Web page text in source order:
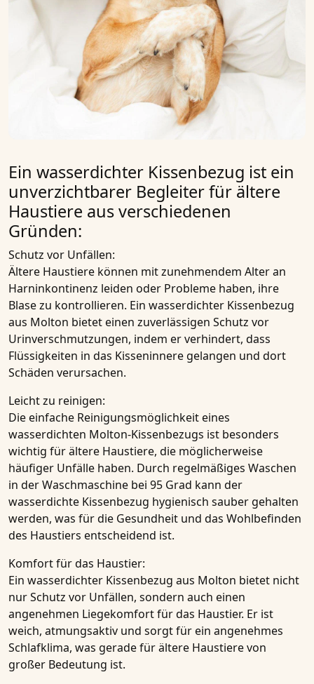
Ein wasserdichter Kissenbezug ist ein
unverzichtbarer Begleiter für ältere
Haustiere aus verschiedenen
Gründen:
Schutz vor Unfällen:
Ältere Haustiere können mit zunehmendem Alter an
Harninkontinenz leiden oder Probleme haben, ihre
Blase zu kontrollieren. Ein wasserdichter Kissenbezug
aus Molton bietet einen zuverlässigen Schutz vor
Urinverschmutzungen, indem er verhindert, dass
Flüssigkeiten in das Kisseninnere gelangen und dort
Schäden verursachen.
Leicht zu reinigen:
Die einfache Reinigungsmöglichkeit eines
wasserdichten Molton-Kissenbezugs ist besonders
wichtig für ältere Haustiere, die möglicherweise
häufiger Unfälle haben. Durch regelmäßiges Waschen
in der Waschmaschine bei 95 Grad kann der
wasserdichte Kissenbezug hygienisch sauber gehalten
werden, was für die Gesundheit und das Wohlbefinden
des Haustiers entscheidend ist.
Komfort für das Haustier:
Ein wasserdichter Kissenbezug aus Molton bietet nicht
nur Schutz vor Unfällen, sondern auch einen
angenehmen Liegekomfort für das Haustier. Er ist
weich, atmungsaktiv und sorgt für ein angenehmes
Schlafklima, was gerade für ältere Haustiere von
großer Bedeutung ist.